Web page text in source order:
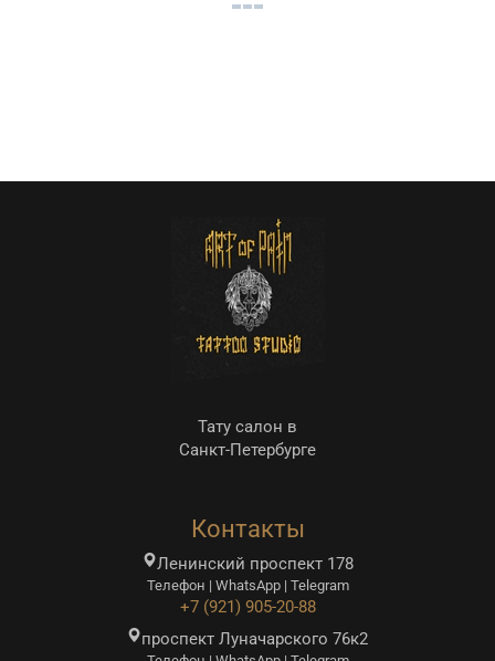
Тату салон в
Санкт-Петербурге
Контакты
Ленинский проспект 178
Телефон | WhatsApp | Telegram
+7 (921) 905-20-88
проспект Луначарского 76к2